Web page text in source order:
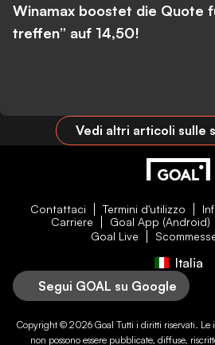
Winamax boostet die Quote
treffen” auf 14,50!
Vedi altri articoli sulle
Contattaci Termini d'utilizzo
Carriere
Goal App (Android)
Goal Live
Italia
Segui GOAL su Google
Copyright © 2026 Goal Tutti i diritti riservati. Le
non possono essere pubblicate, diffuse,